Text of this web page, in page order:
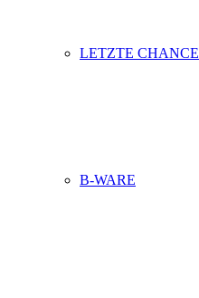
LETZTE CHANCE
B-WARE